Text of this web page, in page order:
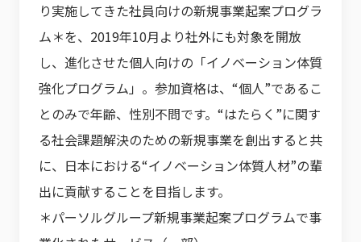
り実施してきた社員向けの新規事業起案プログラ
ム＊を、2019年10月より社外にも対象を開放
し、進化させた個人向けの「イノベーション体質
強化プログラム」。参加資格は、“個人”であるこ
とのみで年齢、性別不問です。“はたらく”に関す
る社会課題解決のための新規事業を創出すると共
に、日本における“イノベーション体質人材”の輩
出に貢献することを目指します。
＊パーソルグループ新規事業起案プログラムで事